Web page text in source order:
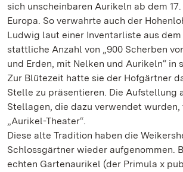
sich unscheinbaren Aurikeln ab dem
Europa. So verwahrte auch der
Ludwig laut einer Inventarliste aus dem
stattliche Anzahl von „900 Scherben
und Erden, mit Nelken und Aurikeln“ in
Zur Blütezeit hatte sie der Hofgärtner
Stelle zu präsentieren. Die Aufstellung
Stellagen, die dazu verwendet wurden,
„Aurikel-Theater“.
Diese alte Tradition haben die
Schlossgärtner wieder aufgenommen.
echten Gartenaurikel (der Primula x